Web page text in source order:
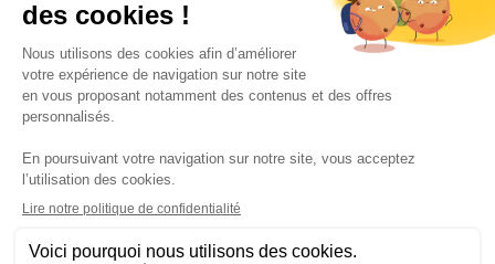
Tous droits réservés Izyx Systems ©|
Contrôle des accès et verrouillage de porte : serrure électrique,